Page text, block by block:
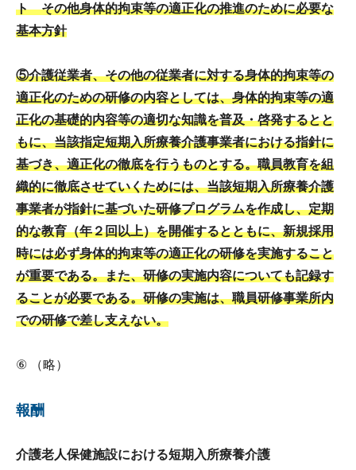
ト その他身体的拘束等の適正化の推進のために必要な
基本方針
⑤介護従業者、その他の従業者に対する身体的拘束等の
適正化のための研修の内容としては、身体的拘束等の適
正化の基礎的内容等の適切な知識を普及・啓発するとと
もに、当該指定短期入所療養介護事業者における指針に
基づき、適正化の徹底を行うものとする。職員教育を組
織的に徹底させていくためには、当該短期入所療養介護
事業者が指針に基づいた研修プログラムを作成し、定期
的な教育（年２回以上）を開催するとともに、新規採用
時には必ず身体的拘束等の適正化の研修を実施すること
が重要である。また、研修の実施内容についても記録す
ることが必要である。研修の実施は、職員研修事業所内
での研修で差し支えない。
⑥ （略）
報酬
介護老人保健施設における短期入所療養介護